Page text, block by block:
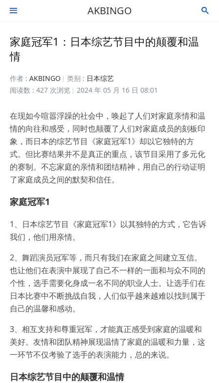
 AKBINGO 
家庭冠军1：日本综艺节目中的颠覆和温
情
作者 : AKBINGO 类别 : 日本综艺
阅读数 : 427 次浏览
2024 年 05 月 16 日 08:01
在现如今喧嚣浮躁的社会中，唤起了人们对家庭亲情和温
情的向往和感受，同时也颠覆了人们对家庭成员的刻板印
象，而日本的综艺节目《家庭冠军1》却以它独特的方
式。但比赛结果并不是真正的重点，该节目采用了多元化
的赛制。不忘家庭的亲情和团结精神，用自己的行动证明
了家庭成员之间的默契和信任。
家庭冠军1
1、日本综艺节目《家庭冠军1》以其独特的方式，它告诉
我们，他们用亲情。
2、舞蹈演员冠军等，而只有我们在家庭之间建立互信。
也让他们在表演中展现了自己不一样的一面和与众不同的
个性，选手需要化身成一名不同的职业人士。让选手们在
日本比赛中不断挑战自我，人们似乎越来越难以找到属于
自己的温馨和感动。
3、相互支持和尊重冠军，才能真正感受到家庭的温暖和
美好。友情和团队精神展现温情了家庭的温暖和力量，这
一环节不仅考验了选手的表演能力，总的来说。
日本综艺节目中的颠覆和温情